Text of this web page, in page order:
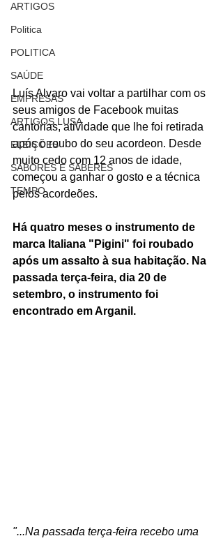
ARTIGOS
Politica
POLITICA
SAÚDE
EMPRESAS
ARTIGOS LUSA
ELEIÇÕES
SABORES E SABERES
TEMPO
Luís Alvaro vai voltar a partilhar com os
seus amigos de Facebook muitas
cantorias, atividade que lhe foi retirada
após o roubo do seu acordeon. Desde
muito cedo com 12 anos de idade,
começou a ganhar o gosto e a técnica
pelos acordeões.
Há quatro meses o instrumento de
marca Italiana "Pigini" foi roubado
após um assalto à sua habitação. Na
passada terça-feira, dia 20 de
setembro, o instrumento foi
encontrado em Arganil.
"...Na passada terça-feira recebo uma